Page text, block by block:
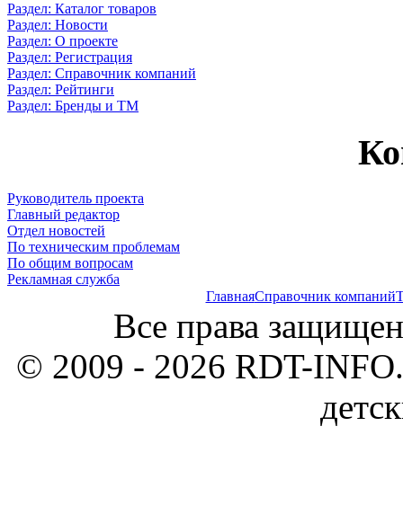
Раздел: Каталог товаров
Раздел: Новости
Раздел: О проекте
Раздел: Регистрация
Раздел: Справочник компаний
Раздел: Рейтинги
Раздел: Бренды и ТМ
Руководитель проекта
Главный редактор
Отдел новостей
По техническим проблемам
По общим вопросам
Рекламная служба
ГлавнаяСправочник компаний
Все права
© 2009 - 2026 RDT-